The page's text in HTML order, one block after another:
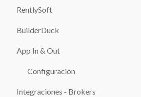
RentlySoft
CONFIGURACIÓN DEL SISTEMA
USUARIOS
ROLES
CONFIGURACIÓN GENERAL
BuilderDuck
Primeros pasos
Configura tu kit de marca
Edita las páginas de tu sitio web
App In & Out
Configuración
Integraciones - Brokers